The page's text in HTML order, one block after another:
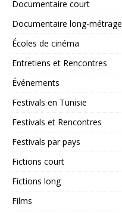
Documentaire court
Documentaire long-métrage
Écoles de cinéma
Entretiens et Rencontres
Événements
Festivals en Tunisie
Festivals et Rencontres
Festivals par pays
Fictions court
Fictions long
Films